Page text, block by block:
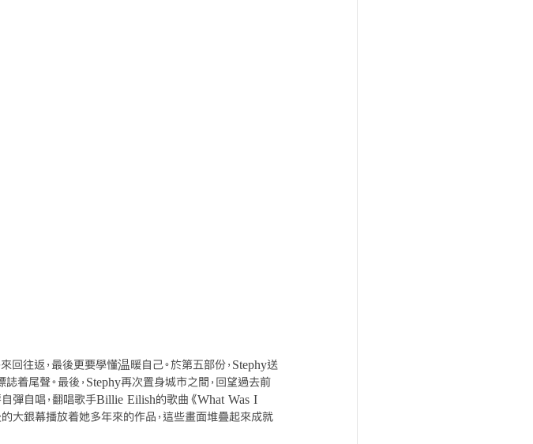
往返，最後更要學懂温暖自己。於第五部份，Stephy送
誌着尾聲。最後，Stephy再次置身城市之間，回望過去前
自彈自唱，翻唱歌手Billie Eilish的歌曲《What Was I
大銀幕播放着她多年來的作品，這些畫面堆疊起來成就